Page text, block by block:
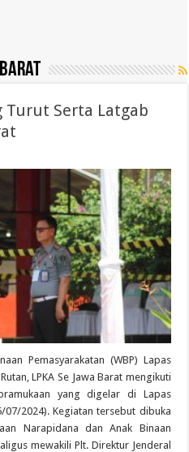
Barat
Turut Serta Latgab
Pemasyarakatan (WBP) Lapas
LPKA Se Jawa Barat mengikuti
yang digelar di Lapas
07/2024). Kegiatan tersebut dibuka
Narapidana dan Anak Binaan
mewakili Plt. Direktur Jenderal